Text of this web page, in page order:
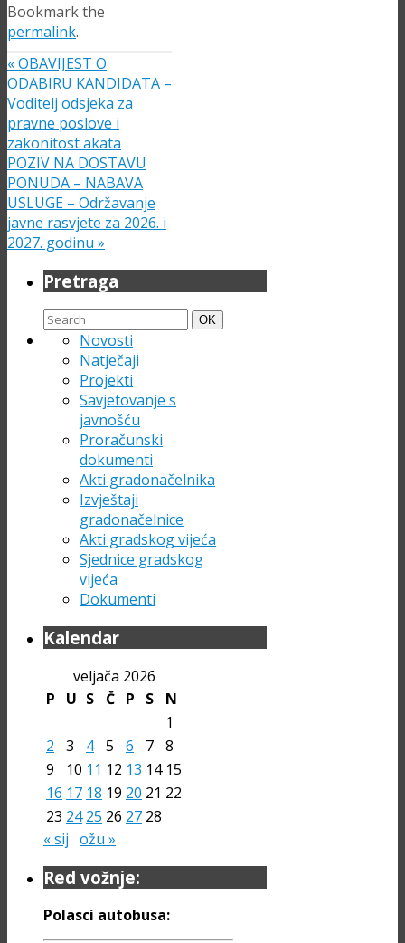
Bookmark the
permalink.
«OBAVIJEST O
ODABIRU KANDIDATA –
Voditelj odsjeka za
pravne poslove i
zakonitost akata
POZIV NA DOSTAVU
PONUDA – NABAVA
USLUGE – Održavanje
javne rasvjete za 2026. i
2027. godinu »
Pretraga
Search
for:
Search
OK
Novosti
Natječaji
Projekti
Savjetovanje s
javnošću
Proračunski
dokumenti
Akti gradonačelnika
Izvještaji
gradonačelnice
Akti gradskog vijeća
Sjednice gradskog
vijeća
Dokumenti
Kalendar
veljača 2026
P
U S Č P S
N
1
2
3 4 5 6 7 8
9
10 11 12 13 14 15
16 17 18 19 20 21 22
23 24 25 26 27 28
« sij ožu »
Red vožnje:
Polasci autobusa: